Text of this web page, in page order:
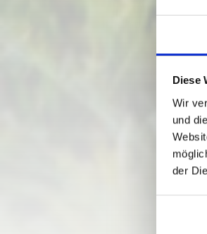
Diese
Wir
und
der